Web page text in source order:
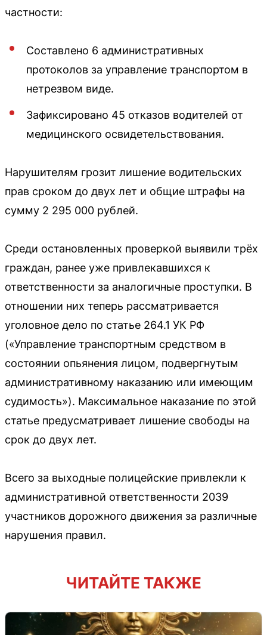
частности:
Составлено 6 административных
протоколов за управление транспортом в
нетрезвом виде.
Зафиксировано 45 отказов водителей от
медицинского освидетельствования.
Нарушителям грозит лишение водительских
прав сроком до двух лет и общие штрафы на
сумму 2 295 000 рублей.
Среди остановленных проверкой выявили трёх
граждан, ранее уже привлекавшихся к
ответственности за аналогичные проступки. В
отношении них теперь рассматривается
уголовное дело по статье 264.1 УК РФ
(«Управление транспортным средством в
состоянии опьянения лицом, подвергнутым
административному наказанию или имеющим
судимость»). Максимальное наказание по этой
статье предусматривает лишение свободы на
срок до двух лет.
Всего за выходные полицейские привлекли к
административной ответственности 2039
участников дорожного движения за различные
нарушения правил.
ЧИТАЙТЕ ТАКЖЕ